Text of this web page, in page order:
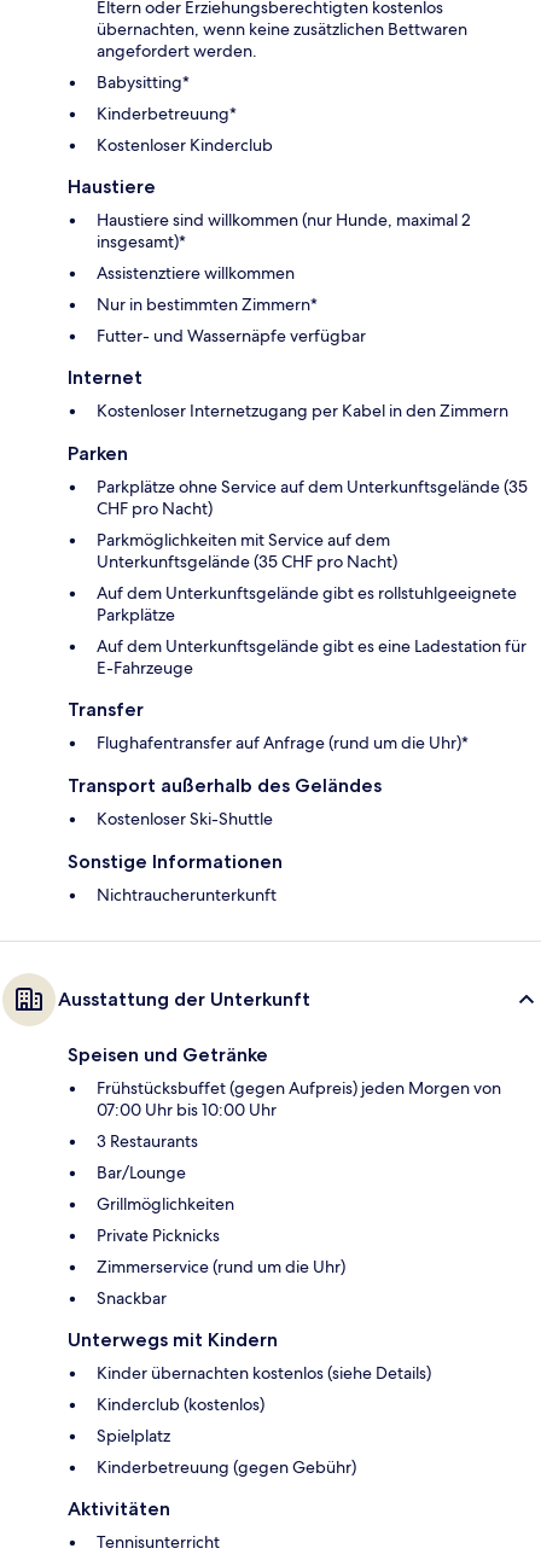
Eltern oder Erziehungsberechtigten kostenlos
übernachten, wenn keine zusätzlichen Bettwaren
angefordert werden.
Babysitting*
Kinderbetreuung*
Kostenloser Kinderclub
Haustiere
Haustiere sind willkommen (nur Hunde, maximal 2
insgesamt)*
Assistenztiere willkommen
Nur in bestimmten Zimmern*
Futter- und Wassernäpfe verfügbar
Internet
Kostenloser Internetzugang per Kabel in den Zimmern
Parken
Parkplätze ohne Service auf dem Unterkunftsgelände (35
CHF pro Nacht)
Parkmöglichkeiten mit Service auf dem
Unterkunftsgelände (35 CHF pro Nacht)
Auf dem Unterkunftsgelände gibt es rollstuhlgeeignete
Parkplätze
Auf dem Unterkunftsgelände gibt es eine Ladestation für
E-Fahrzeuge
Transfer
Flughafentransfer auf Anfrage (rund um die Uhr)*
Transport außerhalb des Geländes
Kostenloser Ski-Shuttle
Sonstige Informationen
Nichtraucherunterkunft
Ausstattung der Unterkunft
Speisen und Getränke
Frühstücksbuffet (gegen Aufpreis) jeden Morgen von
07:00 Uhr bis 10:00 Uhr
3 Restaurants
Bar/Lounge
Grillmöglichkeiten
Private Picknicks
Zimmerservice (rund um die Uhr)
Snackbar
Unterwegs mit Kindern
Kinder übernachten kostenlos (siehe Details)
Kinderclub (kostenlos)
Spielplatz
Kinderbetreuung (gegen Gebühr)
Aktivitäten
Tennisunterricht